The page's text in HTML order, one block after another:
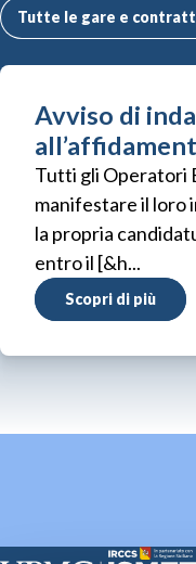
Tutte le gare e
Avviso di
Tutti gli Operatori
manifestare il loro
la propria
entro il [&h...
Scopri di più